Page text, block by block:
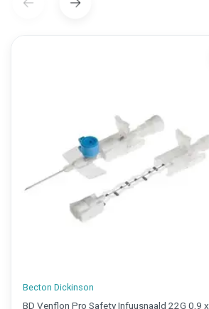
Becton Dickinson
BD Venflon Pro Safety Infuusnaald 22G 0,9 x